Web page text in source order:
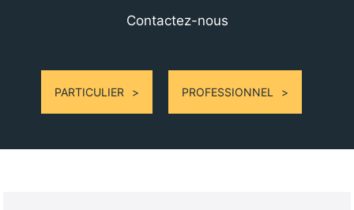
Contactez-nous
PARTICULIER PROFESSIONNEL